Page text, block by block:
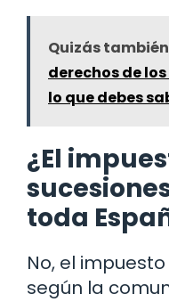
Quizás
derechos de
lo que debes
¿El
toda
No, el
según la